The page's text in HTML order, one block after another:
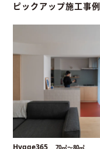
ピックアップ施工事例
Hygge365 70㎡〜80㎡